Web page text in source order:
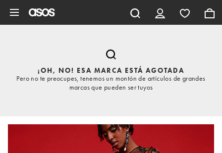
¡OH, NO! ESA MARCA ESTÁ AGOTADA
Pero no te preocupes, tenemos un montón de artículos de grandes
marcas que pueden ser tuyos